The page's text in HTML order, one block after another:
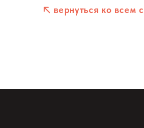
вернуться ко всем